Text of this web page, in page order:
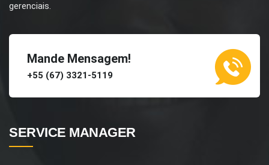
gerenciais.
Mande Mensagem!
+55 (67) 3321-5119
SERVICE MANAGER